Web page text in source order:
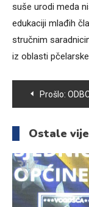
suše urodi meda
edukaciji mlađih
stručnim
iz oblasti
članaka
Prošlo: ODBOJKAŠKI KLUB „VOGOŠĆA“ VRŠI
Ostale